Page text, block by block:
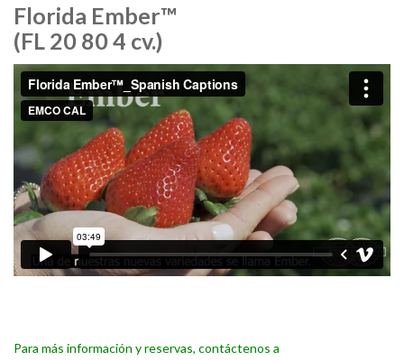
Florida Ember™
(FL 20 80 4 cv.)
Para más información y reservas, contáctenos a